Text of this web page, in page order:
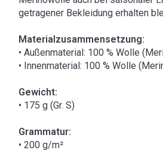
getragener Bekleidung erhalten
Materialzusammensetzung:
• Außenmaterial: 100 % Wolle
• Innenmaterial: 100 % Wolle
Gewicht:
• 175 g (Gr. S)
Grammatur:
• 200 g/m²